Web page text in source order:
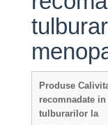
Produse
recomnadate in
tulburarilor la